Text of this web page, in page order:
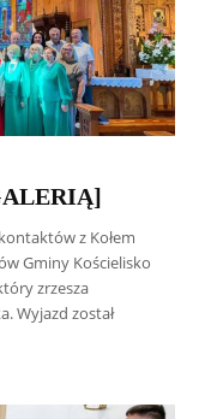
z Kołem
Gminy Kościelisko
zrzesza
Wyjazd został